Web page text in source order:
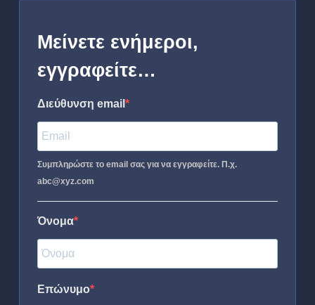
Μείνετε ενήμεροι,
εγγραφείτε…
Διεύθυνση email
Συμπληρώστε το email σας για να εγγραφείτε. Π.χ.
abc@xyz.com
Όνομα
Επώνυμο